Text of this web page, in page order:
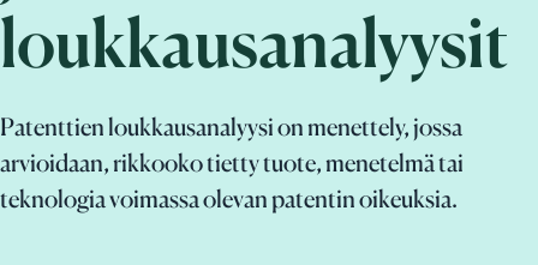
loukkausanalyysit
Patenttien loukkausanalyysi on menettely, jossa
arvioidaan, rikkooko tietty tuote, menetelmä tai
teknologia voimassa olevan patentin oikeuksia.